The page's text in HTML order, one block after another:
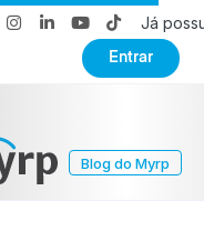
Já
Entrar
Blog do Myrp